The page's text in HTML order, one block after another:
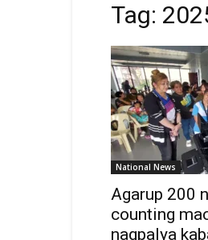
Tag:
National News
Agarup 200
counting
nagpalya